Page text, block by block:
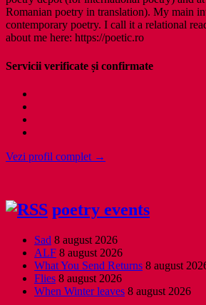
Romanian poetry in translation). My main
contemporary poetry. I call it a relational
about me here: https://poetic.ro
Servicii verificate și confirmate
Vezi profil complet →
poetry events
Sad 8 august 2026
ALF 8 august 2026
What You Send Returns 8 august
Flies 8 august 2026
When Winter leaves 8 august 2026